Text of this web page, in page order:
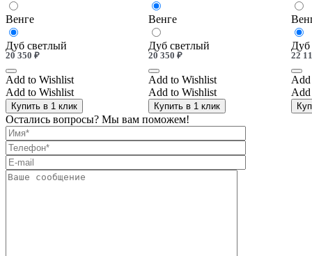
Венге
Дуб светлый
20 350 ₽
Add to Wishlist
Add to Wishlist
Купить в 1 клик
Венге
Дуб светлый
20 350 ₽
Add to Wishlist
Add to Wishlist
Купить в 1 клик
Дуб
22
Остались вопросы? Мы вам поможем!